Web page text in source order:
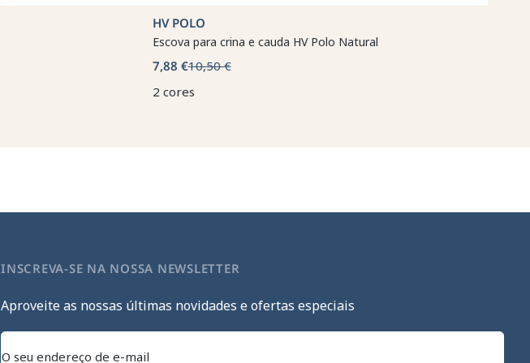
HV POLO
Escova para crina e cauda HV Polo Natural
7,88 €10,50 €
2 cores
INSCREVA-SE NA NOSSA NEWSLETTER
Aproveite as nossas últimas novidades e ofertas especiais